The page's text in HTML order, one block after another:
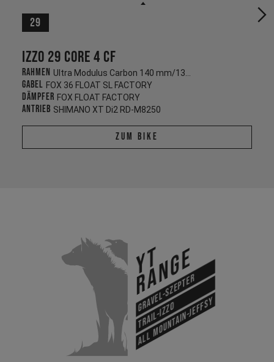
29
Izzo 29 CORE 4 CF
Rahmen Ultra Modulus Carbon 140 mm/130 mm
Gabel FOX 36 FLOAT SL FACTORY
Dämpfer FOX FLOAT FACTORY
Antrieb SHIMANO XT Di2 RD-M8250
Zum Bike
YT
Range
Gravel-Szepter
Trail-Izzo
All Mountain-Jeffsy